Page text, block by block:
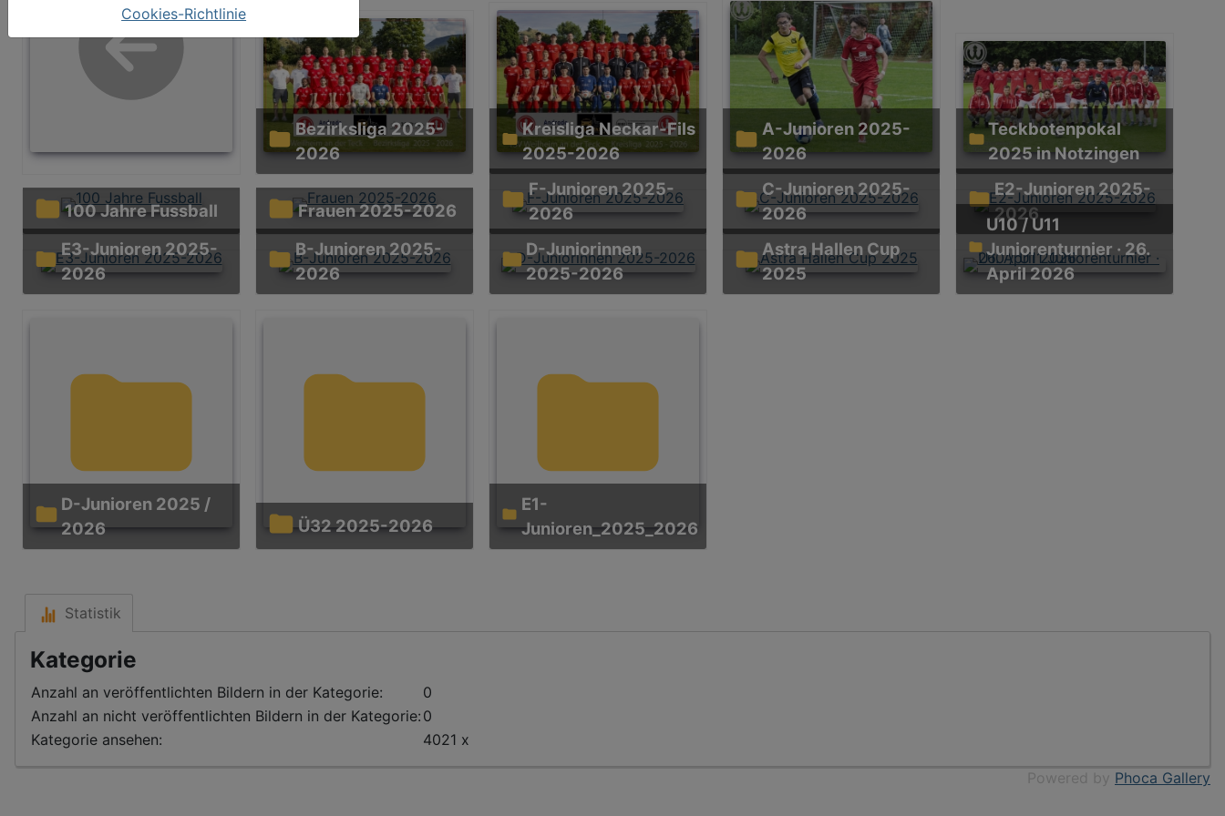
Bezirksliga 2025-
2026
Kreisliga Neckar-Fils
2025-2026
A-Junioren 2025-
2026
Teckbotenpokal
2025 in Notzingen
100 Jahre Fussball Frauen 2025-2026
F-Junioren 2025-
2026
C-Junioren 2025-
2026
E2-Junioren 2025-
2026
E3-Junioren 2025-
2026
B-Junioren 2025-
2026
D-Juniorinnen
2025-2026
Astra Hallen Cup
2025
U10 / U11
Juniorenturnier · 26.
April 2026
D-Junioren 2025 /
2026
Ü32 2025-2026
E1-
Junioren_2025_2026
Statistik
Kategorie
Anzahl an veröffentlichten Bildern in der Kategorie:
0
Anzahl an nicht veröffentlichten Bildern in der Kategorie: 0
Kategorie ansehen:
4021 x
Powered by Phoca Gallery
Cookies-Richtlinie